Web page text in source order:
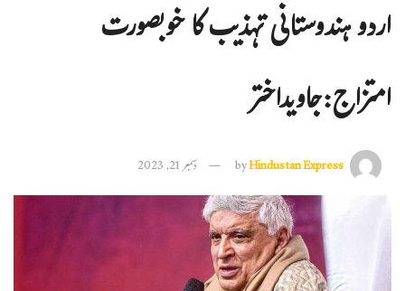
اردو ہندوستانی تہذیب کا خوبصورت
امتزاج:جاویداختر
byHindustan Express دسمبر 21, 2023